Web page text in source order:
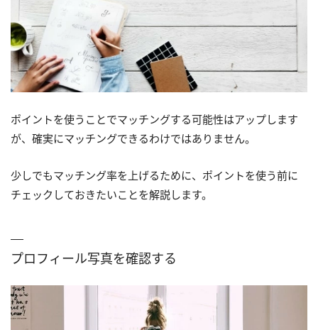
ポイントを使うことでマッチングする可能性はアップします
が、確実にマッチングできるわけではありません。
少しでもマッチング率を上げるために、ポイントを使う前に
チェックしておきたいことを解説します。
プロフィール写真を確認する